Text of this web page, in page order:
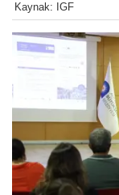
Kaynak: IGF